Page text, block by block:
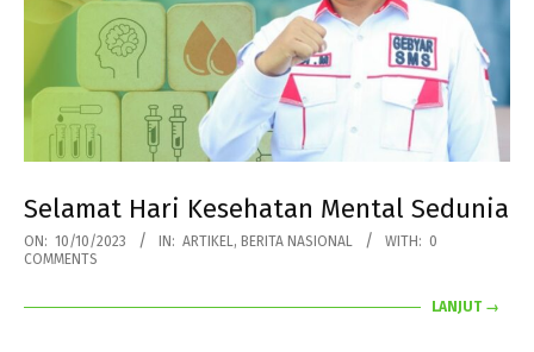
Selamat Hari Kesehatan Mental Sedunia
2023-
10-
ON: 10/10/2023 IN: ARTIKEL, BERITA NASIONAL WITH: 0
COMMENTS
LANJUT →